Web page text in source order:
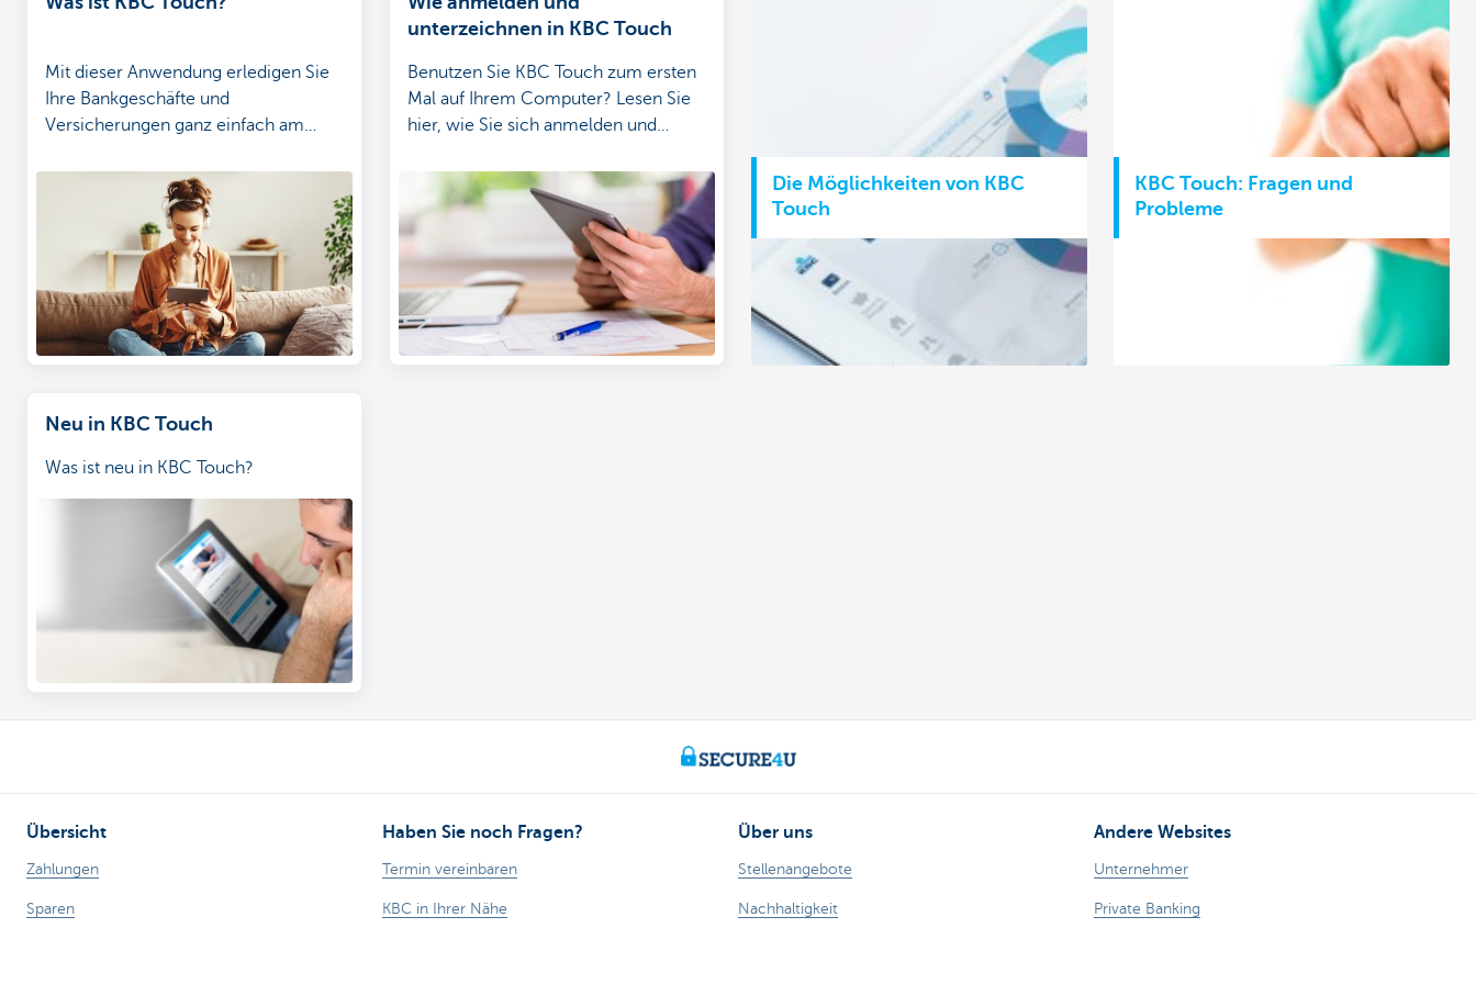
Mit dieser Anwendung erledigen Sie
Ihre Bankgeschäfte und
Versicherungen ganz einfach am
unterzeichnen in KBC Touch
Benutzen Sie KBC Touch zum ersten
Mal auf Ihrem Computer? Lesen Sie
hier, wie Sie sich anmelden und
Die Möglichkeiten von KBC
Touch
KBC Touch: Fragen und
Probleme
Neu in KBC Touch
Was ist neu in KBC Touch?
Übersicht
Zahlungen
Sparen
Haben Sie noch Fragen?
Termin vereinbaren
KBC in Ihrer Nähe
Über uns
Stellenangebote
Nachhaltigkeit
Andere Websites
Unternehmer
Private Banking